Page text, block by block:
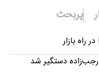
پربحث
راه بازار
دستگیر شد